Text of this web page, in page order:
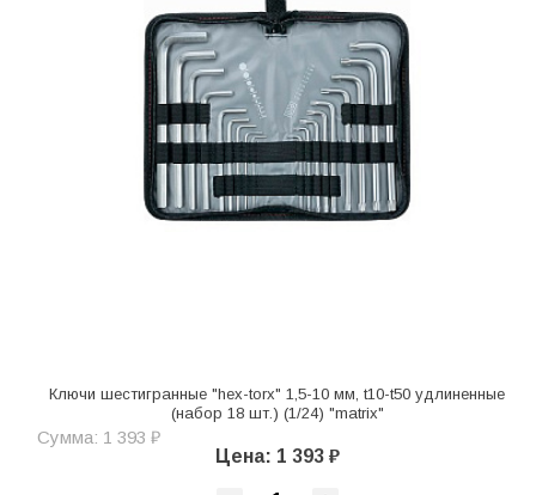
Ключи шестигранные "hex-torx" 1,5-10 мм, t10-t50 удлиненные
(набор 18 шт.) (1/24) "matrix"
Сумма: 1 393 ₽
Цена: 1 393 ₽